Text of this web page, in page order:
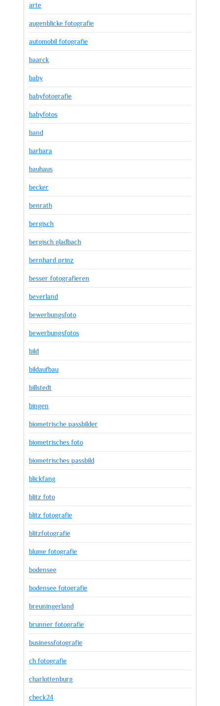
arte
augenblicke fotografie
automobil fotografie
baarck
baby
babyfotografie
babyfotos
band
barbara
bauhaus
becker
benrath
bergisch
bergisch gladbach
bernhard prinz
besser fotografieren
beverland
bewerbungsfoto
bewerbungsfotos
bild
bildaufbau
billstedt
bingen
biometrische passbilder
biometrisches foto
biometrisches passbild
blickfang
blitz foto
blitz fotografie
blitzfotografie
blume fotografie
bodensee
bodensee fotografie
breuningerland
brunner fotografie
businessfotografie
ch fotografie
charlottenburg
check24